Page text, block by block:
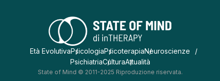
Età EvolutivaPsicologiaPsicoterapiaNeuroscienze
PsichiatriaCulturaAttualità
State of Mind © 2011-2025 Riproduzione riservata.